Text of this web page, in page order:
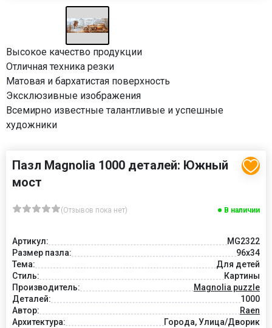
Высокое качество продукции
Отличная техника резки
Матовая и бархатистая поверхность
Эксклюзивные изображения
Всемирно известные талантливые и успешные
художники
Пазл Magnolia 1000 деталей: Южный
мост
(Отзывов пока нет) В наличии
Артикул:
MG2322
Размер пазла:
96x34
Тема:
Для детей
Стиль:
Картины
Производитель:
Magnolia puzzle
Деталей:
1000
Автор:
Raen
Архитектура:
Города, Улица/Дворик